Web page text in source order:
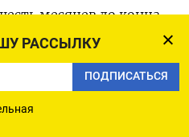
РАССЫЛКУ
ПОДПИСАТЬСЯ
месяцев до конца
половину финансового
евро, что на 59%
показатель